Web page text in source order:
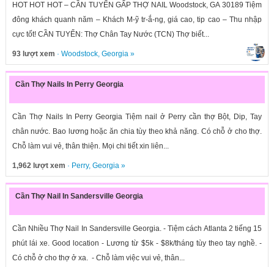
HOT HOT HOT – CẦN TUYỂN GẤP THỢ NAIL Woodstock, GA 30189 Tiệm
đông khách quanh năm – Khách M-ỹ tr-ắ-ng, giá cao, tip cao – Thu nhập
cực tốt! CẦN TUYỂN: Thợ Chân Tay Nước (TCN) Thợ biết...
93 lượt xem · Woodstock, Georgia»
Cần Thợ Nails In Perry Georgia
Cần Thợ Nails In Perry Georgia Tiệm nail ở Perry cần thợ Bột, Dip, Tay
chân nước. Bao lương hoặc ăn chia tùy theo khả năng. Có chỗ ở cho thợ.
Chỗ làm vui vẻ, thân thiện. Mọi chi tiết xin liên...
1,962 lượt xem · Perry, Georgia»
Cần Thợ Nail In Sandersville Georgia
Cần Nhiều Thợ Nail In Sandersville Georgia. - Tiệm cách Atlanta 2 tiếng 15
phút lái xe. Good location - Lương từ $5k - $8k/tháng tùy theo tay nghề. -
Có chỗ ở cho thợ ở xa. - Chỗ làm việc vui vẻ, thân...